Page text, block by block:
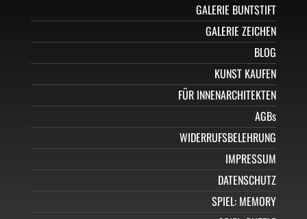
GALERIE BUNTSTIFT
GALERIE ZEICHEN
BLOG
KUNST KAUFEN
FÜR INNENARCHITEKTEN
AGBs
WIDERRUFSBELEHRUNG
IMPRESSUM
DATENSCHUTZ
SPIEL: MEMORY